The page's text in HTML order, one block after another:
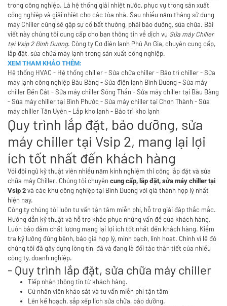
trong công nghiệp. Là hệ thống giải nhiệt nước, phục vụ trong sản xuất
công nghiệp và giải nhiệt cho các tòa nhà. Sau nhiều năm tháng sử dụng
máy Chiller cũng sẽ gặp sự cố bất thường, phải bảo dưỡng, sửa chữa. Bài
viết này chúng tôi cung cấp cho bạn thông tin về dịch vụ Sửa máy Chiller
tại Vsip 2 Bình Dương. Công ty Cơ điện lạnh Phú An Gia, chuyên cung cấp,
lắp đặt, sửa chữa máy lạnh trong sản xuất công nghiệp.
XEM THAM KHẢO THÊM:
Hệ thống HVAC - Hệ thống chiller-Sửa chữa chiller- Bảo trì chiller-Sửa
máy lạnh công nghiệp Bàu Bàng -Sửa điện lạnh Bình Dương -Sửa máy
chiller Bến Cát -Sửa máy chiller Sóng Thần -Sửa máy chiller tại Bàu Bàng
-Sửa máy chiller tại Bình Phước -Sửa máy chiller tại Chơn Thành -Sửa
máy chiller Tân Uyên - Lắp kho lạnh - Bảo trì kho lạnh
Quy trình lắp đặt, bảo dưỡng, sửa
máy chiller tại Vsip 2, mang lại lợi
ích tốt nhất đến khách hàng
Với đội ngũ kỹ thuật viên nhiều năm kinh nghiệm thi công lắp đặt và sửa
chữa máy Chiller. Chúng tôi chuyên cung cấp, lắp đặt, sửa máy chiller tại
Vsip 2 và các khu công nghiệp tại Bình Dương với giá thành hợp lý nhất
hiện nay.
Công ty chúng tôi luôn tư vấn tận tâm miễn phí, hỗ trợ giải đáp thắc mắc.
Hướng dẫn kỹ thuật và hỗ trợ khắc phục những vấn đề của khách hàng.
Luôn bảo đảm chất lượng mang lại lợi ích tốt nhất đến khách hàng. Kiểm
tra kỹ lưỡng đúng bệnh, báo giá hợp lý, minh bạch, linh hoạt. Chính vì lẽ đó
chúng tôi đã gây dựng lòng tin, đã và đang là đối tác thân tiết của nhiều
công ty, doanh nghiệp.
- Quy trình lắp đặt, sửa chữa máy chiller
Tiếp nhận thông tin từ khách hàng.
Cử nhân viên khảo sát và tư vấn miễn phí tận tâm
Lên kế hoạch, sắp xếp lịch sửa chữa, bảo dưỡng.